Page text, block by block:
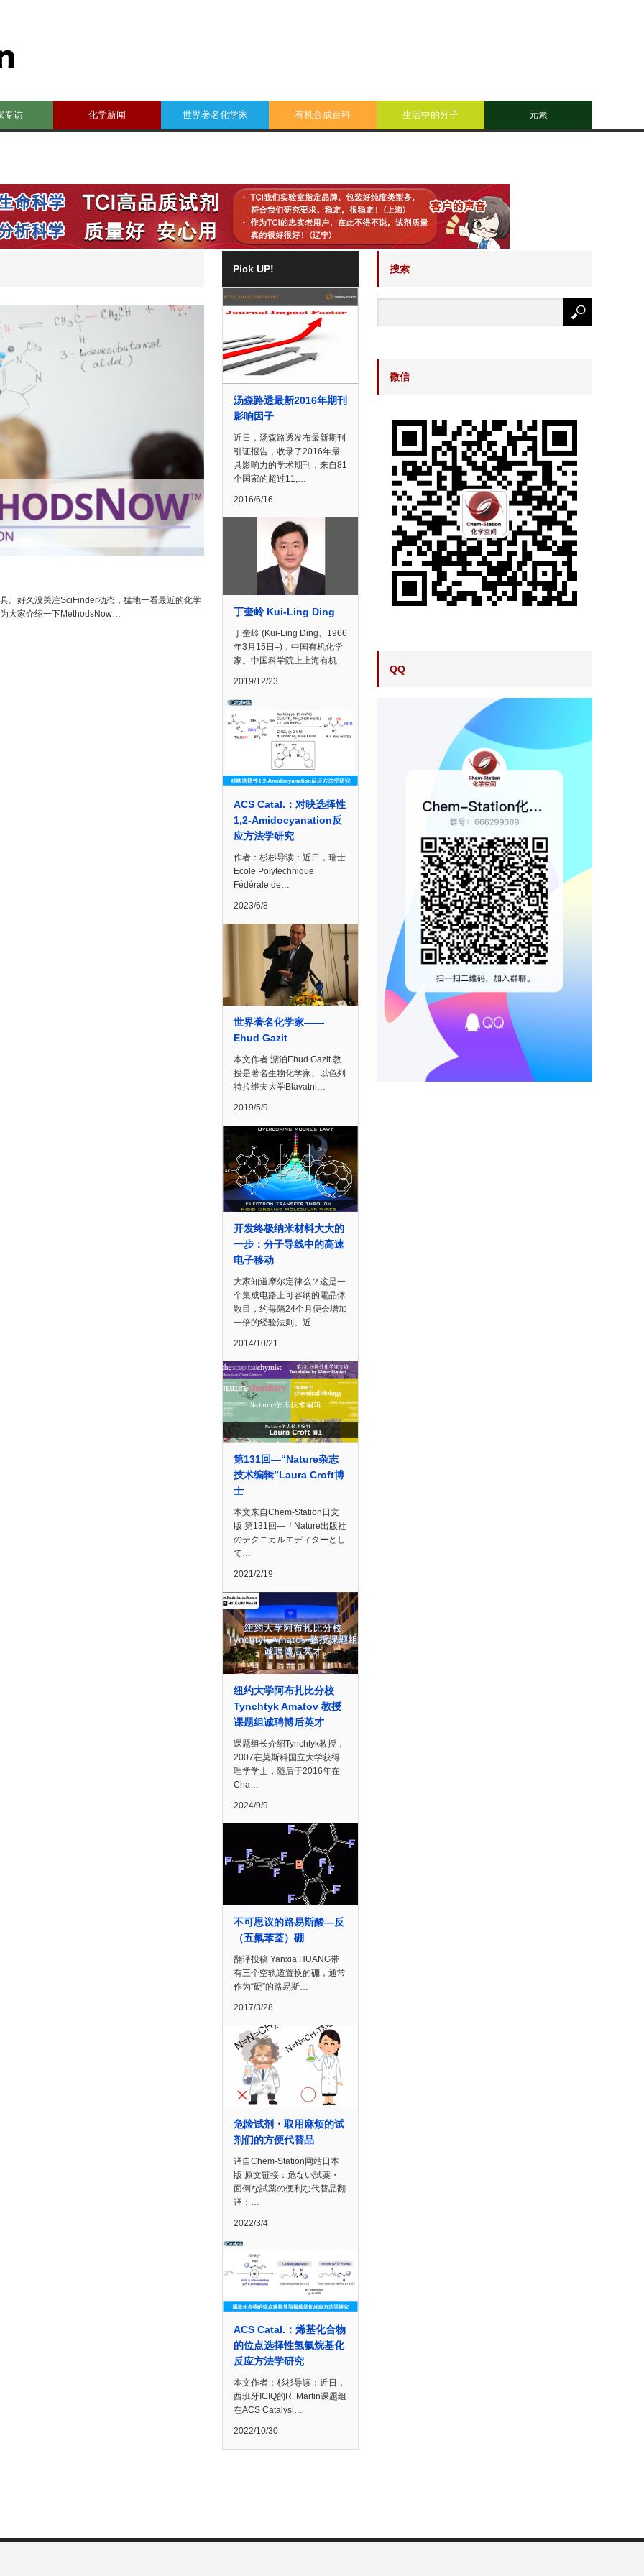
专访 化学新闻 世界著名化学家 有机合成百科 生活中的分子 元素
。好久没关注SciFinder动态，猛地一看最近的化学
大家介绍一下MethodsNow…
Pick UP!
汤森路透最新2016年期刊
影响因子
近日，汤森路透发布最新期刊
引证报告，收录了2016年最
具影响力的学术期刊，来自81
个国家的超过11,…
2016/6/16
丁奎岭 Kui-Ling Ding
丁奎岭 (Kui-Ling Ding、1966
年3月15日–)，中国有机化学
家。中国科学院上上海有机…
2019/12/23
ACS Catal.：对映选择性
1,2-Amidocyanation反
应方法学研究
作者：杉杉导读：近日，瑞士
Ecole Polytechnique
Fédérale de…
2023/6/8
世界著名化学家——
Ehud Gazit
本文作者 漂泊Ehud Gazit 教
授是著名生物化学家、以色列
特拉维夫大学Blavatni…
2019/5/9
开发终极纳米材料大大的
一步：分子导线中的高速
电子移动
大家知道摩尔定律么？这是一
个集成电路上可容纳的電晶体
数目，约每隔24个月便会增加
一倍的经验法则。近…
2014/10/21
第131回—“Nature杂志
技术编辑”Laura Croft博
士
本文来自Chem-Station日文
版 第131回―「Nature出版社
のテクニカルエディターとし
て…
2021/2/19
纽约大学阿布扎比分校
Tynchtyk Amatov 教授
课题组诚聘博后英才
课题组长介绍Tynchtyk教授，
2007在莫斯科国立大学获得
理学学士，随后于2016年在
Cha…
2024/9/9
不可思议的路易斯酸—反
（五氟苯荃）硼
翻译投稿 Yanxia HUANG带
有三个空轨道置换的硼，通常
作为“硬”的路易斯…
2017/3/28
危险试剂・取用麻烦的试
剂们的方便代替品
译自Chem-Station网站日本
版 原文链接：危ない試薬・
面倒な試薬の便利な代替品翻
译：…
2022/3/4
ACS Catal.：烯基化合物
的位点选择性氢氟烷基化
反应方法学研究
本文作者：杉杉导读：近日，
西班牙ICIQ的R. Martin课题组
在ACS Catalysi…
2022/10/30
搜索
微信
QQ